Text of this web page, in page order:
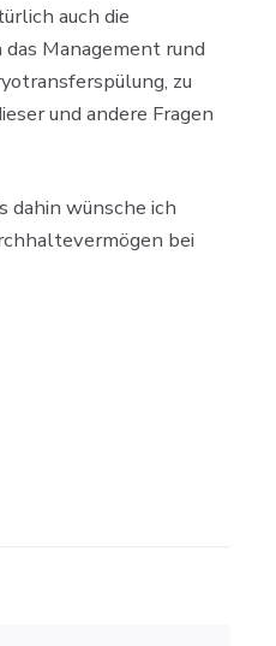
auch die
Management rund
zu
und andere Fragen
dahin wünsche ich
bei